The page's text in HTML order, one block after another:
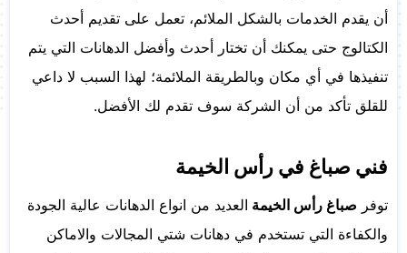
أن يقدم الخدمات بالشكل الملائم، تعمل على تقديم أحدث
الكتالوج حتى يمكنك أن تختار أحدث وأفضل الدهانات التي يتم
تنفيذها في أي مكان وبالطريقة الملائمة؛ لهذا السبب لا داعي
للقلق تأكد من أن الشركة سوف تقدم لك الأفضل.
فني صباغ في رأس الخيمة
توفر صباغ رأس الخيمة العديد من انواع الدهانات عالية الجودة
والكفاءة التي تستخدم في دهانات شتي المجالات والاماكن